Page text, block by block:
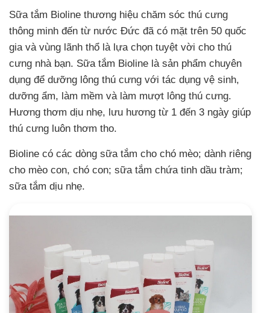
Sữa tắm Bioline thương hiệu chăm sóc thú cưng
thông minh đến từ nước Đức đã có mặt trên 50 quốc
gia và vùng lãnh thổ là lựa chọn tuyệt vời cho thú
cưng nhà bạn. Sữa tắm Bioline là sản phẩm chuyên
dụng để dưỡng lông thú cưng với tác dụng vệ sinh,
dưỡng ẩm, làm mềm và làm mượt lông thú cưng.
Hương thơm dịu nhẹ, lưu hương từ 1 đến 3 ngày giúp
thú cưng luôn thơm tho.
Bioline có các dòng sữa tắm cho chó mèo; dành riêng
cho mèo con, chó con; sữa tắm chứa tinh dầu tràm;
sữa tắm dịu nhẹ.